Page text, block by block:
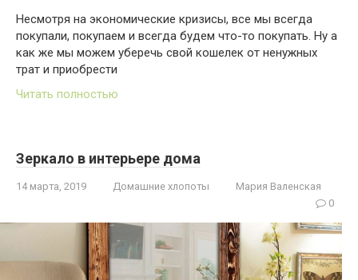
Несмотря на экономические кризисы, все мы всегда
покупали, покупаем и всегда будем что-то покупать. Ну а
как же мы можем уберечь свой кошелек от ненужных
трат и приобрести
Читать полностью
Зеркало в интерьере дома
14 марта, 2019 Домашние хлопоты
Мария Валенская
0